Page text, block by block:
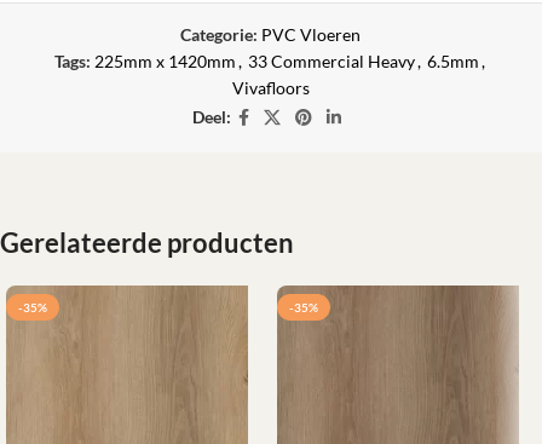
Categorie: PVC Vloeren
Tags: 225mm x 1420mm, 33 Commercial Heavy, 6.5mm,
Vivafloors
Deel:
Gerelateerde producten
-35% -35%